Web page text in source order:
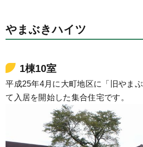
やまぶきハイツ
1棟10室
平成25年4月に大町地区に「旧やま
て入居を開始した集合住宅です。